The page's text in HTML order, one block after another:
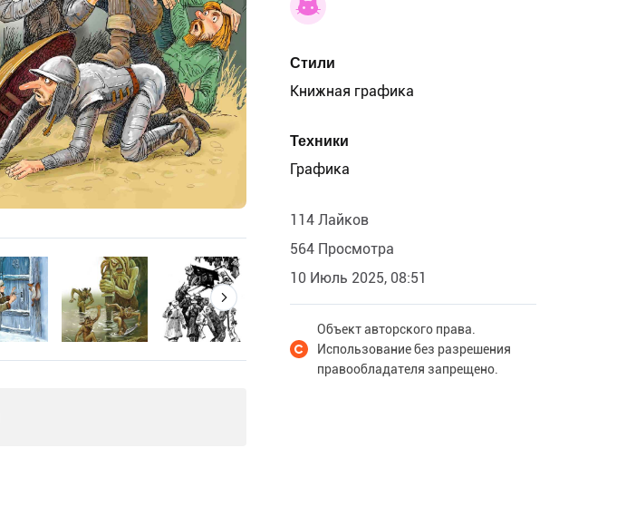
Стили
Книжная графика
Техники
Графика
114 Лайков
564 Просмотра
10 Июль 2025, 08:51
Объект авторского права.
Использование без разрешения
правообладателя запрещено.